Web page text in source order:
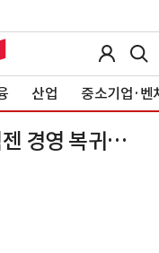
산업 중소기업·벤
젠 경영 복귀…